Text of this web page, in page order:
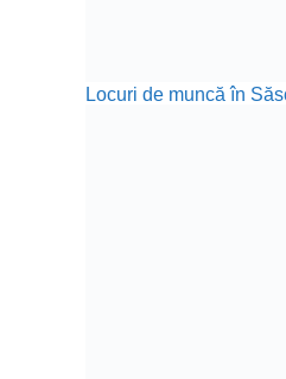
Locuri de muncă în